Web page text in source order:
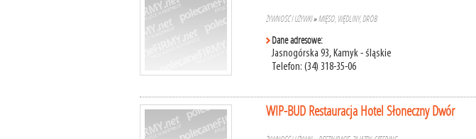
ŻYWNOŚĆ I UŻYWKI»MIĘSO, WĘDLINY, DRÓB
Dane adresowe:
Jasnogórska 93, Kamyk - śląskie
Telefon: (34) 318-35-06
WIP-BUD Restauracja Hotel Słoneczny Dwór